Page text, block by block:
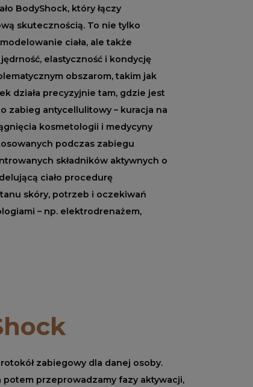
BodyShock, który łączy
skutecznością. To nie tylko
ciała, ale także
elastyczność i kondycję
obszarom, takim jak
działa precyzyjnie tam, gdzie jest
zabieg antycellulitowy – kuracja na
kosmetologii i medycyny
podczas zabiegu
składników aktywnych o
ciało procedurę
skóry, potrzeb i oczekiwań
– np. elektrodrenażem,
zabiegowy dla danej osoby.
potem przeprowadzamy fazy aktywacji,